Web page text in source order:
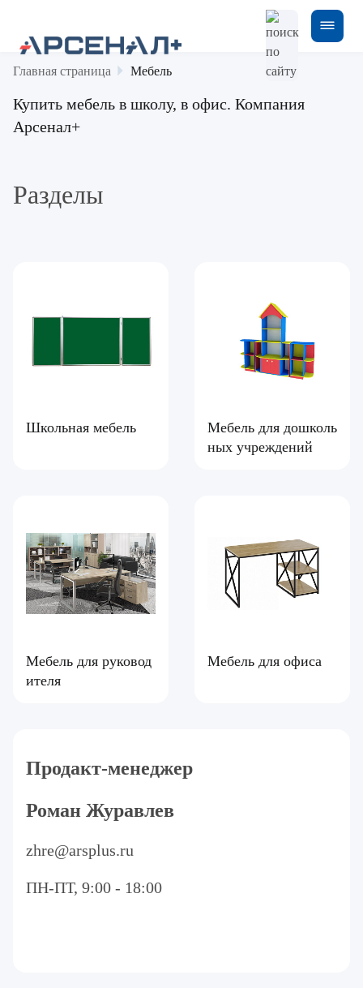
Главная страница Мебель
Купить мебель в школу, в офис. Компания
Арсенал+
Разделы
Школьная мебель
Мебель для дошколь
ных учреждений
Мебель для руковод
ителя
Мебель для офиса
Продакт-менеджер
Роман Журавлев
zhre@arsplus.ru
ПН-ПТ, 9:00 - 18:00